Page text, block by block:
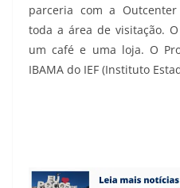
parceria com a
toda a área de visitação.
um café e uma loja. O
IBAMA do IEF (Instituto